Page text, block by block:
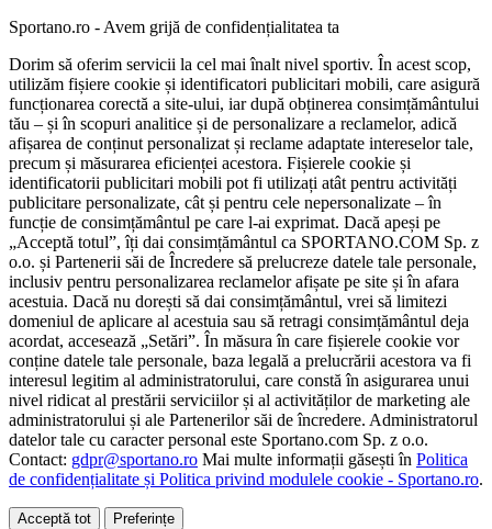
Sportano.ro - Avem grijă de confidențialitatea ta
Dorim să oferim servicii la cel mai înalt nivel sportiv. În acest scop,
utilizăm fișiere cookie și identificatori publicitari mobili, care asigură
funcționarea corectă a site-ului, iar după obținerea consimțământului
tău – și în scopuri analitice și de personalizare a reclamelor, adică
afișarea de conținut personalizat și reclame adaptate intereselor tale,
precum și măsurarea eficienței acestora. Fișierele cookie și
identificatorii publicitari mobili pot fi utilizați atât pentru activități
publicitare personalizate, cât și pentru cele nepersonalizate – în
funcție de consimțământul pe care l-ai exprimat. Dacă apeși pe
„Acceptă totul”, îți dai consimțământul ca SPORTANO.COM Sp. z
o.o. și Partenerii săi de Încredere să prelucreze datele tale personale,
inclusiv pentru personalizarea reclamelor afișate pe site și în afara
acestuia. Dacă nu dorești să dai consimțământul, vrei să limitezi
domeniul de aplicare al acestuia sau să retragi consimțământul deja
acordat, accesează „Setări”. În măsura în care fișierele cookie vor
conține datele tale personale, baza legală a prelucrării acestora va fi
interesul legitim al administratorului, care constă în asigurarea unui
nivel ridicat al prestării serviciilor și al activităților de marketing ale
administratorului și ale Partenerilor săi de încredere. Administratorul
datelor tale cu caracter personal este Sportano.com Sp. z o.o.
Contact: gdpr@sportano.ro Mai multe informații găsești în Politica
de confidențialitate și Politica privind modulele cookie - Sportano.ro.
Acceptă tot Preferințe